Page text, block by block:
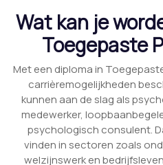
Wat kan je
Toegepaste
Met een diploma in
carrièremogelijkheden
kunnen aan de slag als
medewerker,
psychologisch consulent.
vinden in sectoren zoals
welzijnswerk en